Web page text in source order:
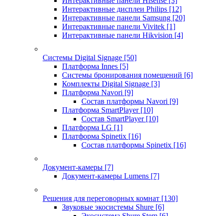
Интерактивные дисплеи Philips [12]
Интерактивные панели Samsung [20]
Интерактивные панели Vivitek [1]
Интерактивные панели Hikvision [4]
Системы Digital Signage [50]
Платформа Innes [5]
Системы бронирования помещений [6]
Комплекты Digital Signage [3]
Платформа Navori [9]
Состав платформы Navori [9]
Платформа SmartPlayer [10]
Состав SmartPlayer [10]
Платформа LG [1]
Платформа Spinetix [16]
Состав платформы Spinetix [16]
Документ-камеры [7]
Документ-камеры Lumens [7]
Решения для переговорных комнат [130]
Звуковые экосистемы Shure [6]